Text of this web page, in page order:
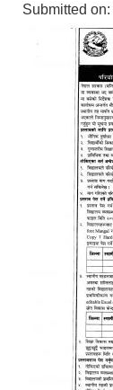
Submitted on: